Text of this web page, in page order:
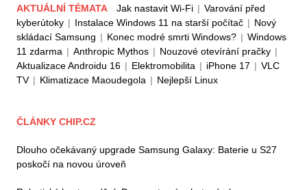
AKTUÁLNÍ TÉMATA Jak nastavit Wi-Fi | Varování před
kyberútoky | Instalace Windows 11 na starší počítač | Nový
skládací Samsung | Konec modré smrti Windows? | Windows
11 zdarma | Anthropic Mythos | Nouzové otevírání pračky |
Aktualizace Androidu 16 | Elektromobilita | iPhone 17 | VLC
TV | Klimatizace Maoudegola | Nejlepší Linux
ČLÁNKY CHIP.CZ
Dlouho očekávaný upgrade Samsung Galaxy: Baterie u S27
poskočí na novou úroveň